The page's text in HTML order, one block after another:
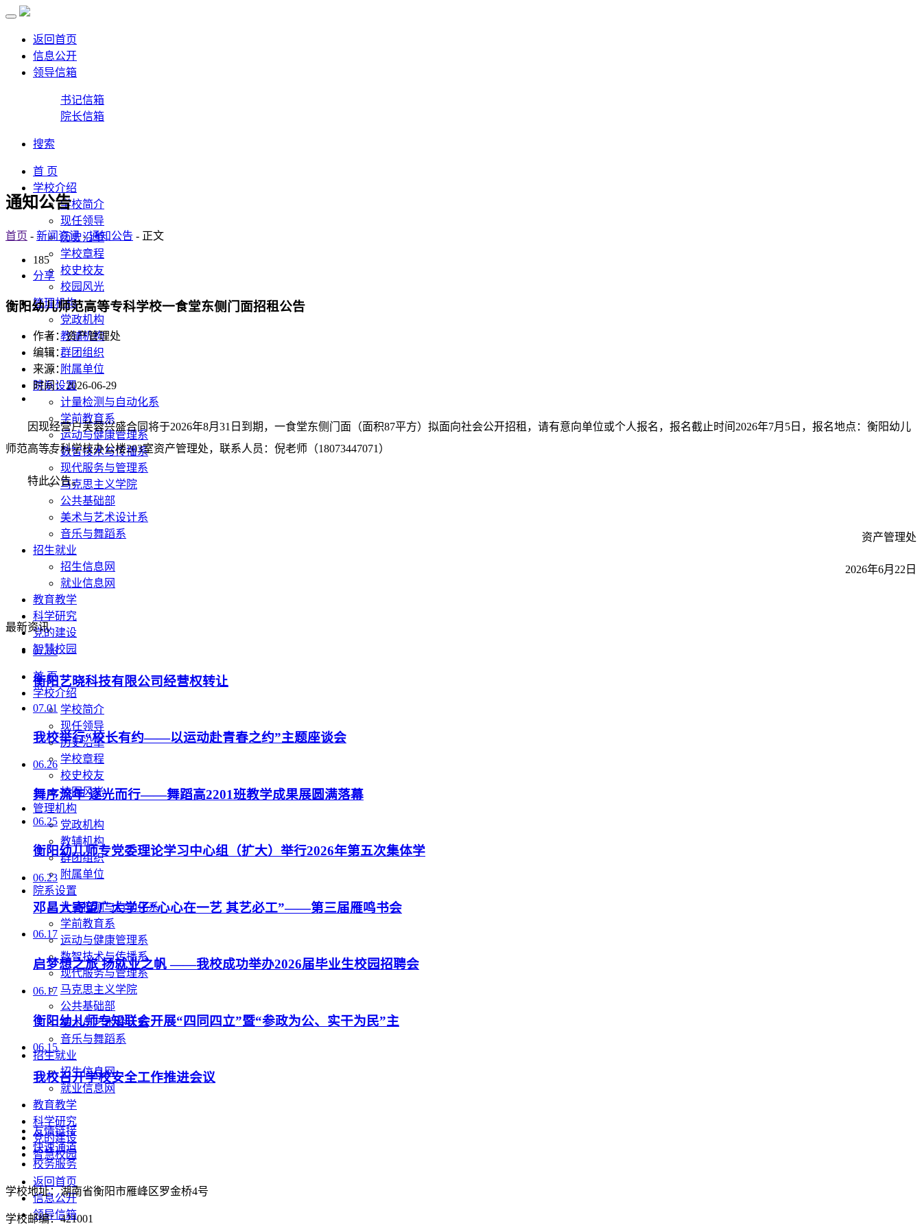
返回首页
信息公开
领导信箱
书记信箱
院长信箱
搜索
首 页
学校介绍
学校简介
现任领导
历史沿革
学校章程
校史校友
校园风光
管理机构
党政机构
教辅机构
群团组织
附属单位
院系设置
计量检测与自动化系
学前教育系
运动与健康管理系
数智技术与传播系
现代服务与管理系
马克思主义学院
公共基础部
美术与艺术设计系
音乐与舞蹈系
招生就业
招生信息网
就业信息网
教育教学
科学研究
党的建设
智慧校园
首 页
学校介绍
学校简介
现任领导
历史沿革
学校章程
校史校友
校园风光
管理机构
党政机构
教辅机构
群团组织
附属单位
院系设置
计量检测与自动化系
学前教育系
运动与健康管理系
数智技术与传播系
现代服务与管理系
马克思主义学院
公共基础部
美术与艺术设计系
音乐与舞蹈系
招生就业
招生信息网
就业信息网
教育教学
科学研究
党的建设
智慧校园
返回首页
信息公开
领导信箱
通知公告
首页 - 新闻资讯-通知公告 - 正文
185
分享
衡阳幼儿师范高等专科学校一食堂东侧门面招租公告
作者：资产管理处
编辑：
来源：
时间：2026-06-29
因现经营户芙蓉兴盛合同将于2026年8月31日到期，一食堂东侧门面（面积87平方）拟面向社会公开招租，请有意向单位或个人报名，报名截止时间2026年7月5日，报名地点：衡阳幼儿
师范高等专科学校办公楼203室资产管理处，联系人员：倪老师（18073447071）
特此公告。
资产管理处
2026年6月22日
最新资讯
07.06
衡阳艺晓科技有限公司经营权转让
07.01
我校举行“校长有约——以运动赴青春之约”主题座谈会
06.26
舞序流年 逐光而行——舞蹈高2201班教学成果展圆满落幕
06.25
衡阳幼儿师专党委理论学习中心组（扩大）举行2026年第五次集体学
06.23
邓昌大寄望广大学子“心心在一艺 其艺必工”——第三届雁鸣书会
06.17
启梦想之旅 扬就业之帆 ——我校成功举办2026届毕业生校园招聘会
06.17
衡阳幼儿师专知联会开展“四同四立”暨“参政为公、实干为民”主
06.15
我校召开学校安全工作推进会议
友情链接
快速通道
校务服务
学校地址：湖南省衡阳市雁峰区罗金桥4号
学校邮编：421001